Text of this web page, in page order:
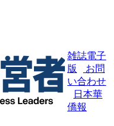
雑誌電子
版
お問
い合わせ
日本華
僑報